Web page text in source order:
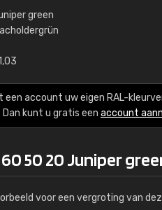
green
account uw eigen RAL-
kunt u gratis een account
50 20 Juniper
voor een vergroting van